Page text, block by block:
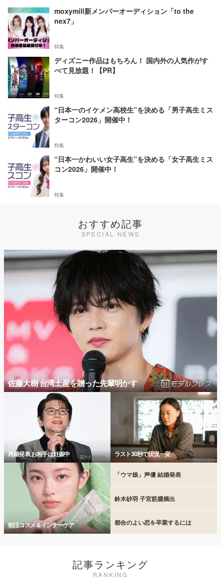
moxymill新メンバーオーディション「to the
nex7」
特集
ディズニー作品はもちろん！ 国内外の人気作がす
べて見放題！【PR】
特集
“日本一のイケメン高校生”を決める「男子高生ミス
ターコン2026」開催中！
特集
“日本一かわいい女子高生”を決める「女子高生ミス
コン2026」開催中！
特集
おすすめ記事
SPECIAL NEWS
佐藤大樹 台湾土産を贈った先輩明かす
再婚発表 お相手は妊娠中 ラスト30秒で状況一変
朝活コスメ＆インナーケア
「ウマ娘」声優 結婚発表
鈴木砂羽 子宮筋腫摘出
都合のよい恋を卒業するには
記事ランキング
RANKING